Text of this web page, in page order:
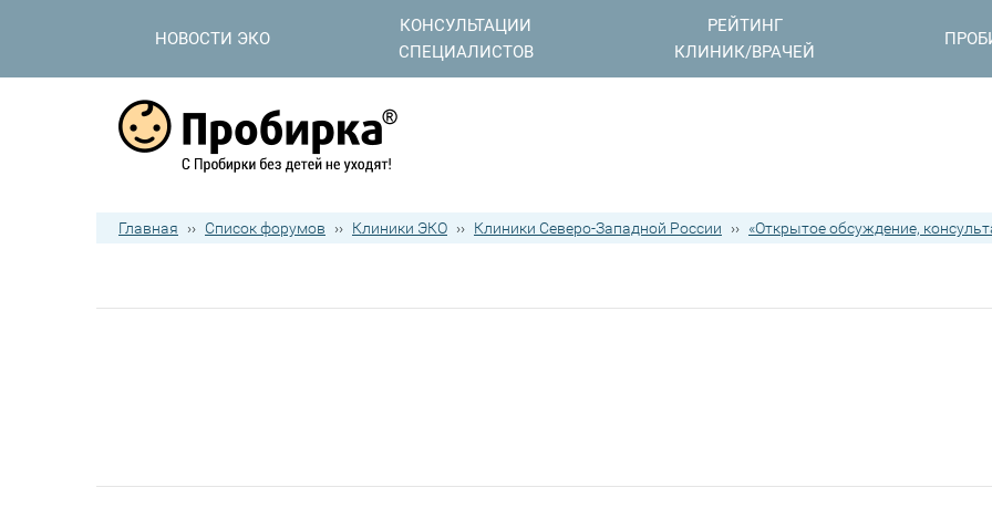
НОВОСТИ ЭКО
КОНСУЛЬТАЦИИ
СПЕЦИАЛИСТОВ
РЕЙТИНГ
КЛИНИК/ВРАЧЕЙ
Главная ›› Список форумов ›› Клиники ЭКО ›› Клиники Северо-Западной России ›› «Открытое обсуждение,